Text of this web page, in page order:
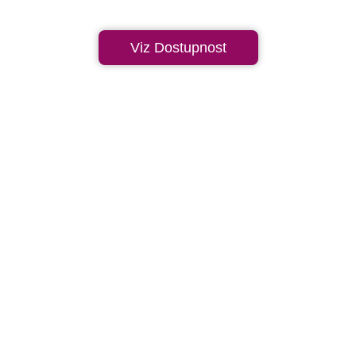
Viz Dostupnost